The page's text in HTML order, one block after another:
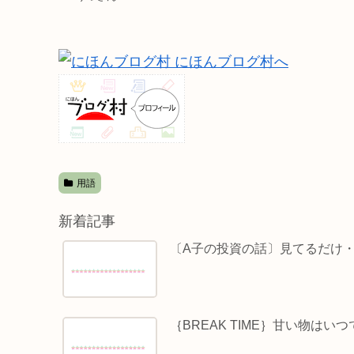
用語
新着記事
〔A子の投資の話〕見てるだけ
｛BREAK TIME｝甘い物はいつ